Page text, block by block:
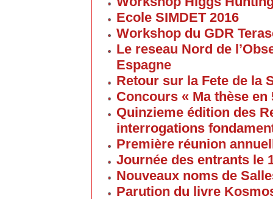
Ecole SIMDET 2016
Workshop du GDR
Le reseau Nord de
Espagne
Retour sur la Fete de la
Concours « Ma thèse
Quinzieme édition des
interrogations
Première réunion
Journée des entrants le
Nouveaux noms de
Parution du livre